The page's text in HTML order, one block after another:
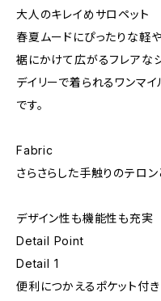
大人のキレイめサロペット
春夏ムードにぴったりな軽
裾にかけて広がるフレアな
デイリーで着られるワンマ
です。
Fabric
さらさらした手触りのテロ
デザイン性も機能性も充実
Detail Point
Detail 1
便利につかえるポケット付き